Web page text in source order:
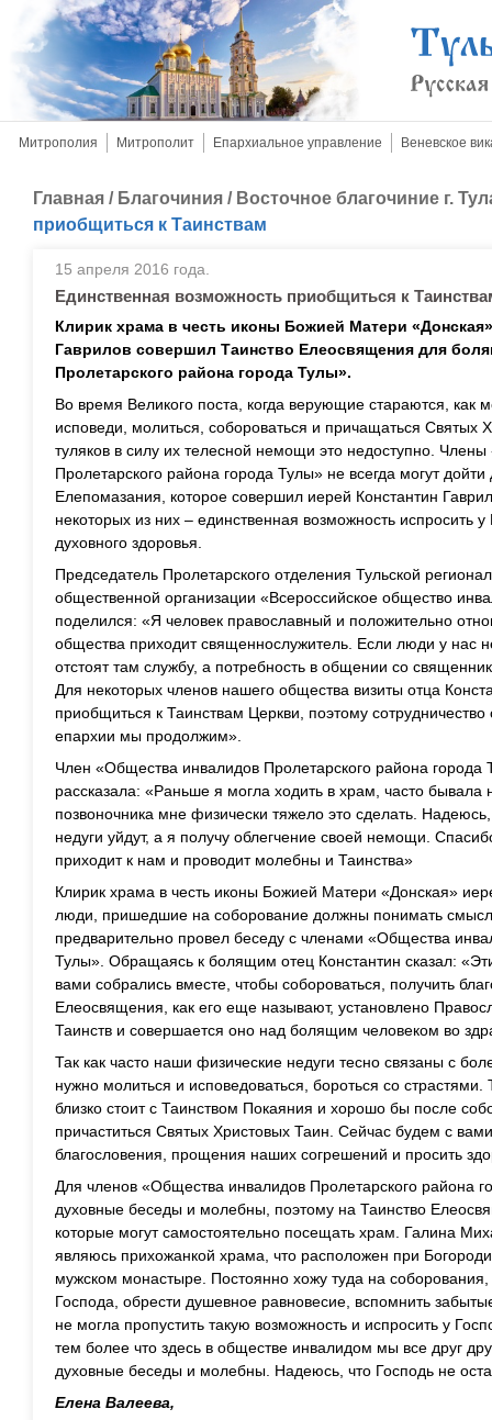
Митрополия Митрополит Епархиальное управление Веневское
Главная / Благочиния / Восточное благочиние г.
приобщиться к Таинствам
15 апреля 2016 года.
Единственная возможность приобщиться к
Клирик храма в честь иконы Божией Матери
Гаврилов совершил Таинство Елеосвящения для
Пролетарского района города Тулы».
Во время Великого поста, когда верующие стараются, как
исповеди, молиться, собороваться и причащаться Святых
туляков в силу их телесной немощи это недоступно.
Пролетарского района города Тулы» не всегда могут
Елепомазания, которое совершил иерей Константин
некоторых из них – единственная возможность испросить
духовного здоровья.
Председатель Пролетарского отделения Тульской
общественной организации «Всероссийское общество
поделился: «Я человек православный и положительно
общества приходит священнослужитель. Если люди у нас
отстоят там службу, а потребность в общении со
Для некоторых членов нашего общества визиты отца
приобщиться к Таинствам Церкви, поэтому
епархии мы продолжим».
Член «Общества инвалидов Пролетарского района
рассказала: «Раньше я могла ходить в храм, часто бывала
позвоночника мне физически тяжело это сделать.
недуги уйдут, а я получу облегчение своей немощи.
приходит к нам и проводит молебны и Таинства»
Клирик храма в честь иконы Божией Матери «Донская»
люди, пришедшие на соборование должны понимать
предварительно провел беседу с членами «Общества
Тулы». Обращаясь к болящим отец Константин сказал:
вами собрались вместе, чтобы собороваться, получить
Елеосвящения, как его еще называют, установлено
Таинств и совершается оно над болящим человеком во
Так как часто наши физические недуги тесно связаны с
нужно молиться и исповедоваться, бороться со
близко стоит с Таинством Покаяния и хорошо бы после
причаститься Святых Христовых Таин. Сейчас будем с
благословения, прощения наших согрешений и просить
Для членов «Общества инвалидов Пролетарского района
духовные беседы и молебны, поэтому на Таинство
которые могут самостоятельно посещать храм. Галина
являюсь прихожанкой храма, что расположен при
мужском монастыре. Постоянно хожу туда на
Господа, обрести душевное равновесие, вспомнить
не могла пропустить такую возможность и испросить у
тем более что здесь в обществе инвалидом мы все друг
духовные беседы и молебны. Надеюсь, что Господь не
Елена Валеева,